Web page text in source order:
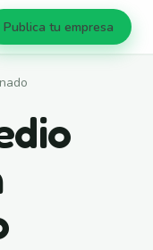
Publica tu empresa